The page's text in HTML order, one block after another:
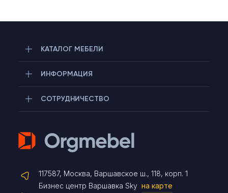
КАТАЛОГ МЕБЕЛИ
ИНФОРМАЦИЯ
СОТРУДНИЧЕСТВО
117587, Москва, Варшавское ш., 118, корп. 1
Бизнес центр Варшавка Sky на карте
Telegram
Max